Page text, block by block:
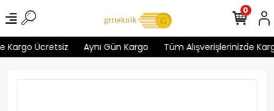
Ücretsiz Aynı Gün Kargo Tüm Alışverişlerinizde
0